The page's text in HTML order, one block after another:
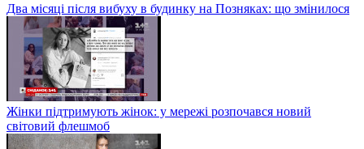
Два місяці після вибуху в будинку на Позняках: що змінилося
Жінки підтримують жінок: у мережі розпочався новий
світовий флешмоб